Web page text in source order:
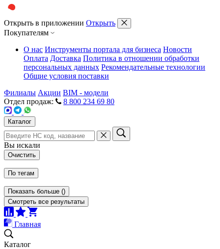
Открыть в приложении Открыть
Покупателям
О нас Инструменты портала для бизнеса Новости
Оплата Доставка Политика в отношении обработки
персональных данных Рекомендательные технологии
Общие условия поставки
Филиалы Акции BIM - модели
Отдел продаж:
8 800 234 69 80
Каталог
Вы искали
Очистить
По тегам
Показать больше ()
Смотреть все результаты
Главная
Каталог